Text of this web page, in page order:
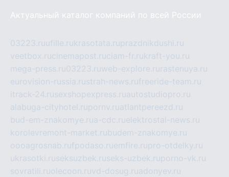
Актуальный каталог компаний по всей России
03223.ruufille.rukrasotata.ruprazdnikdushi.ru
veetbox.rucinemapost.ruciam-fr.rukraft-you.ru
mega-press.ru03223.ruweb-explore.ru rastenuya.ru
eurovision-russia.rustrah-news.rufreeride-team.ru
itrack-24.rusexshopexpress.ruautostudiopro.ru
alabuga-cityhotel.rupornv.ruatlantpereezd.ru
bud-em-znakomye.rua-cdc.ruelektrostal-news.ru
korolevremont-market.rubudem-znakomye.ru
oooagrosnab.rufpodaso.ruemfire.rupro-otdelky.ru
ukrasotki.ruseksuzbek.ruseks-uzbek.ruporno-vk.ru
sovratili.ruolecoon.ruvd-dosug.ruadonyev.ru